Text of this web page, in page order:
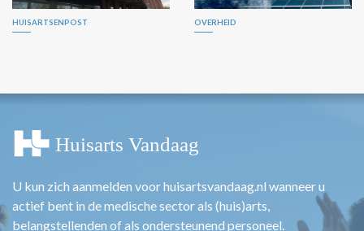
HUISARTSENPOST OVERHEID
U kun zich aanmelden voor huisartsvandaag.nl wanneer u
actief bent in de medische sector als (huis)arts,
belangstellenden of als ondersteunend personeel.